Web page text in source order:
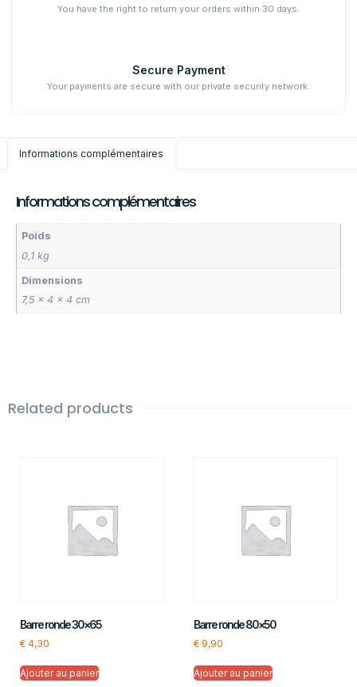
You have the right to return your orders within 30 days.
Secure Payment
Your payments are secure with our private security network.
Informations complémentaires
Informations complémentaires
Poids
0,1 kg
Dimensions
7,5 × 4 × 4 cm
Related products
Barre ronde 30×65
€ 4,30
Ajouter au panier
Barre ronde 80×50
€9,90
Ajouter au panier